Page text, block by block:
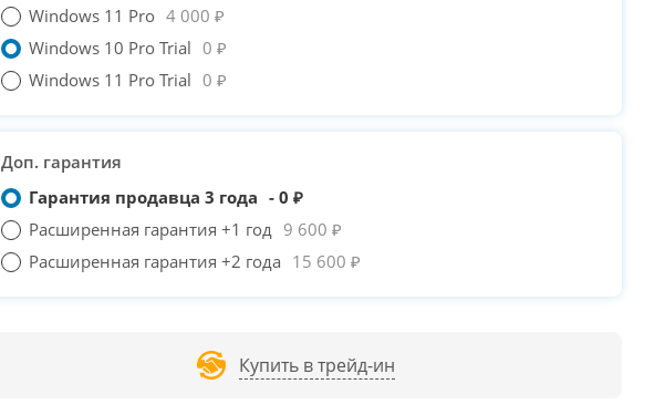
Windows 11 Pro 4 000 ₽
Windows 10 Pro Trial 0 ₽
Windows 11 Pro Trial 0 ₽
Доп. гарантия
Гарантия продавца 3 года - 0 ₽
Расширенная гарантия +1 год 9 600 ₽
Расширенная гарантия +2 года 15 600 ₽
Купить в трейд-ин